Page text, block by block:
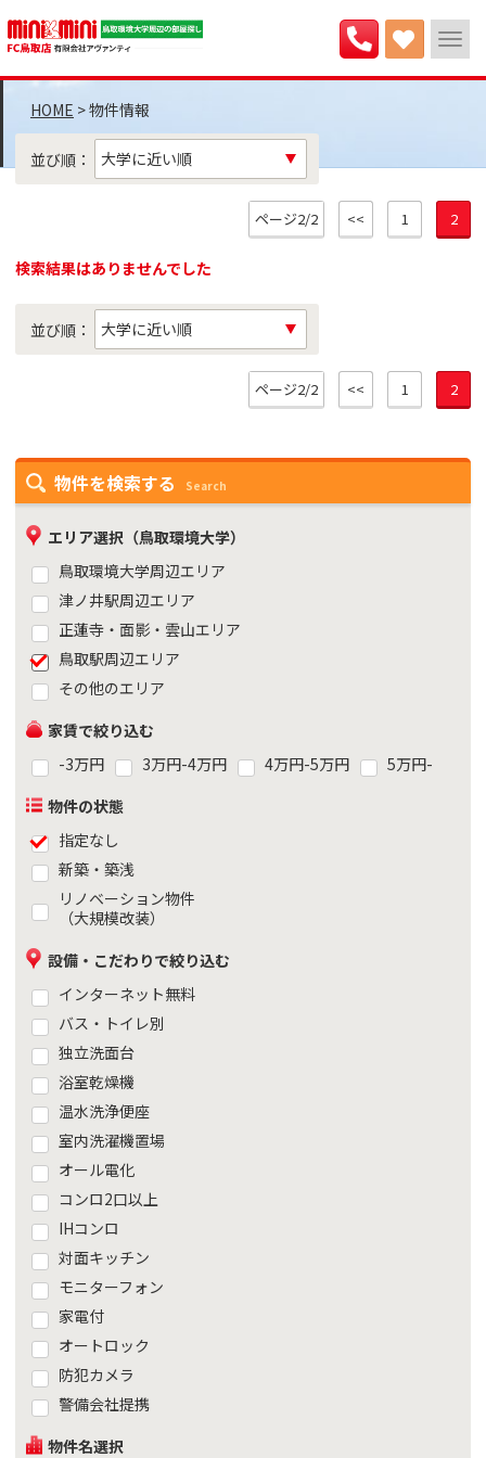
>物件情報
物件を検索する Search
エリア選択（鳥取環境大学）
鳥取環境大学周辺エリア
津ノ井駅周辺エリア
正蓮寺・面影・雲山エリア
鳥取駅周辺エリア
その他のエリア
家賃で絞り込む
-3万円
3万円-4万円 4万円-5万円
5万円-
物件の状態
指定なし
新築・築浅
リノベーション物件
（大規模改装）
設備・こだわりで絞り込む
インターネット無料
バス・トイレ別
独立洗面台
浴室乾燥機
温水洗浄便座
室内洗濯機置場
オール電化
コンロ2口以上
IHコンロ
対面キッチン
モニターフォン
家電付
オートロック
防犯カメラ
警備会社提携
物件名選択
並び順：
ページ2/2 << 1 2
検索結果はありませんでした
並び順：
ページ2/2 << 1 2